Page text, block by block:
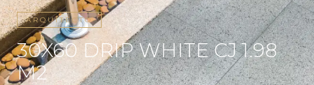
ARQUITECTO
30X60 DRIP WHITE CJ 1.98
M2